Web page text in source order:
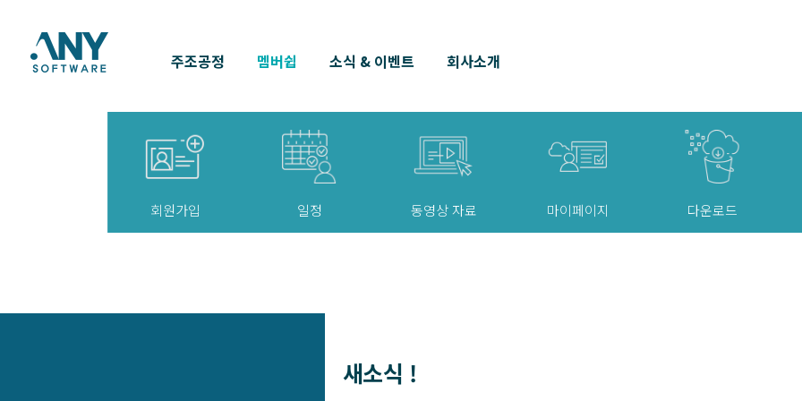
주조공정 멤버쉽
회원가입 일정 동영상 자료 마이페이지 다운로드
소식 & 이벤트 회사소개
새소식 !